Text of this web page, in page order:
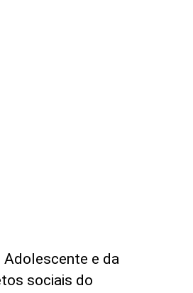
Adolescente e da
sociais do